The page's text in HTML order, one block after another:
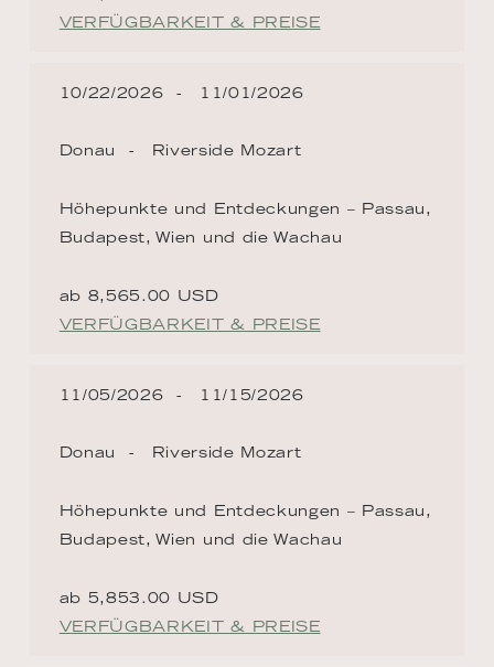
VERFÜGBARKEIT & PREISE
10/22/2026 11/01/2026
Donau Riverside Mozart
Höhepunkte und Entdeckungen – Passau,
Budapest, Wien und die Wachau
ab 8,565.00 USD
VERFÜGBARKEIT & PREISE
11/05/2026 11/15/2026
Donau Riverside Mozart
Höhepunkte und Entdeckungen – Passau,
Budapest, Wien und die Wachau
ab 5,853.00 USD
VERFÜGBARKEIT & PREISE